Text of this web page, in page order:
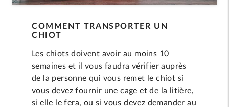
COMMENT TRANSPORTER UN
CHIOT
Les chiots doivent avoir au moins 10
semaines et il vous faudra vérifier auprès
de la personne qui vous remet le chiot si
vous devez fournir une cage et de la litière,
si elle le fera, ou si vous devez demander au